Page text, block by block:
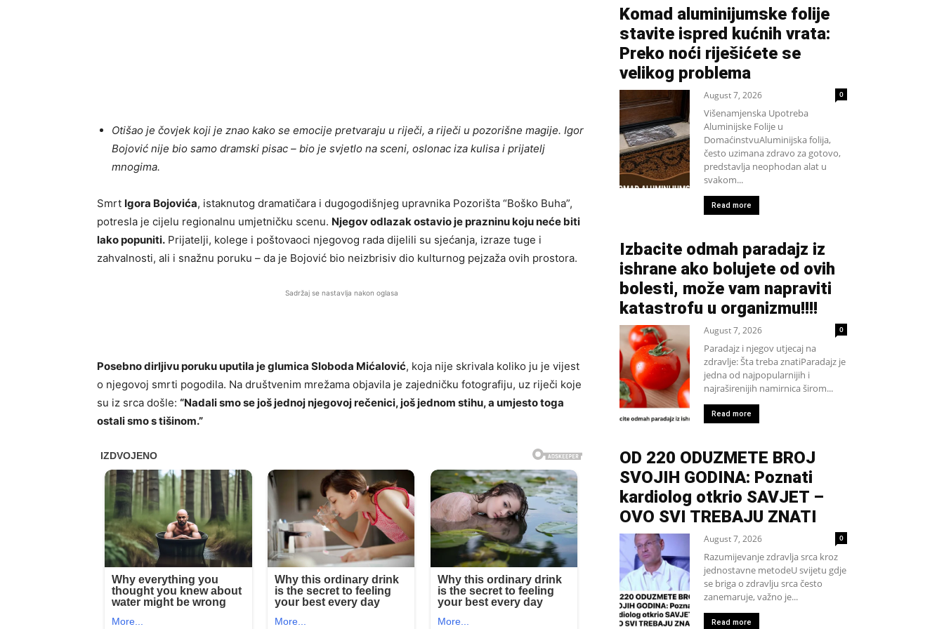
Otišao je čovjek koji je znao kako se emocije pretvaraju u riječi, a riječi u pozorišne magije. Igor
Bojović nije bio samo dramski pisac – bio je svjetlo na sceni, oslonac iza kulisa i prijatelj
mnogima.
Smrt Igora Bojovića, istaknutog dramatičara i dugogodišnjeg upravnika Pozorišta “Boško Buha”,
potresla je cijelu regionalnu umjetničku scenu. Njegov odlazak ostavio je prazninu koju neće biti
lako popuniti. Prijatelji, kolege i poštovaoci njegovog rada dijelili su sjećanja, izraze tuge i
zahvalnosti, ali i snažnu poruku – da je Bojović bio neizbrisiv dio kulturnog pejzaža ovih prostora.
Sadržaj se nastavlja nakon oglasa
Posebno dirljivu poruku uputila je glumica Sloboda Mićalović, koja nije skrivala koliko ju je vijest
o njegovoj smrti pogodila. Na društvenim mrežama objavila je zajedničku fotografiju, uz riječi koje
su iz srca došle: “Nadali smo se još jednoj njegovoj rečenici, još jednom stihu, a umjesto toga
ostali smo s tišinom.”
Komad aluminijumske folije
stavite ispred kućnih vrata:
Preko noći riješićete se
velikog problema
August 7, 2026 0
Višenamjenska Upotreba
Aluminijske Folije u
DomaćinstvuAluminijska folija,
često uzimana zdravo za gotovo,
predstavlja neophodan alat u
svakom...
Read more
Izbacite odmah paradajz iz
ishrane ako bolujete od ovih
bolesti, može vam napraviti
katastrofu u organizmu!!!!
August 7, 2026 0
Paradajz i njegov utjecaj na
zdravlje: Šta treba znatiParadajz je
jedna od najpopularnijih i
najraširenijih namirnica širom...
Read more
OD 220 ODUZMETE BROJ
SVOJIH GODINA: Poznati
kardiolog otkrio SAVJET –
OVO SVI TREBAJU ZNATI
August 7, 2026 0
Razumijevanje zdravlja srca kroz
jednostavne metodeU svijetu gdje
se briga o zdravlju srca često
zanemaruje, važno je...
Read more